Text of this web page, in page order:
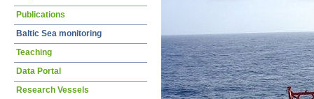
Publications
Baltic Sea monitoring
Teaching
Data Portal
Research Vessels